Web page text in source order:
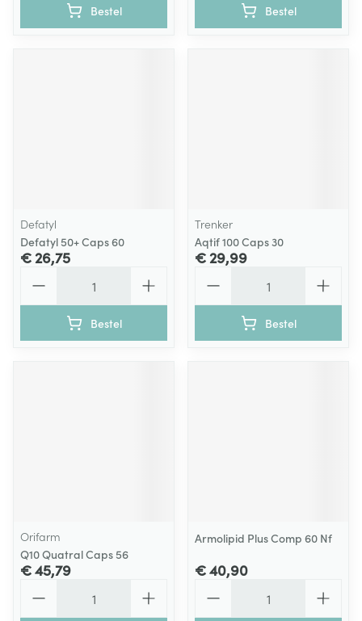
Bestel Bestel
Defatyl
Defatyl 50+ Caps 60
€ 26,75
Bestel
Trenker
Aqtif 100 Caps 30
€ 29,99
Bestel
Orifarm
Q10 Quatral Caps 56
€ 45,79
Armolipid Plus Comp 60 Nf
€ 40,90